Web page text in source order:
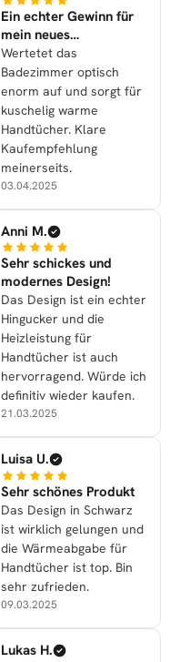
Ein echter Gewinn für
mein neues
Badezimmer
Wertetet das
Badezimmer optisch
enorm auf und sorgt für
kuschelig warme
Handtücher. Klare
Kaufempfehlung
meinerseits.
03.04.2025
Anni M.
Sehr schickes und
modernes Design!
Das Design ist ein echter
Hingucker und die
Heizleistung für
Handtücher ist auch
hervorragend. Würde ich
definitiv wieder kaufen.
21.03.2025
Luisa U.
Sehr schönes Produkt
Das Design in Schwarz
ist wirklich gelungen und
die Wärmeabgabe für
Handtücher ist top. Bin
sehr zufrieden.
09.03.2025
Lukas H.